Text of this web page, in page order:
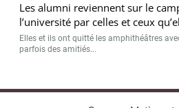
Les alumni reviennent sur le
l’université par celles et ceux
Elles et ils ont quitté les amphithéâtres
parfois des amitiés...